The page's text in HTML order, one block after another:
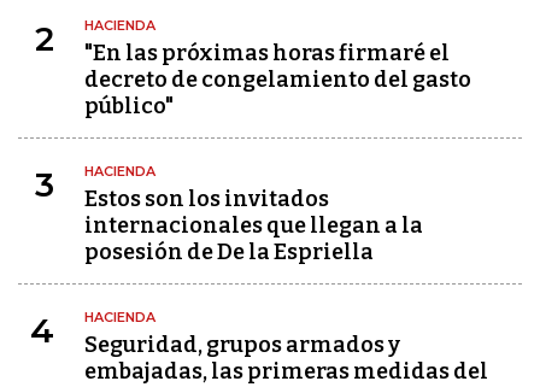
2 HACIENDA
"En las próximas horas firmaré el
decreto de congelamiento del gasto
público"
3 HACIENDA
Estos son los invitados
internacionales que llegan a la
posesión de De la Espriella
4 HACIENDA
Seguridad, grupos armados y
embajadas, las primeras medidas del